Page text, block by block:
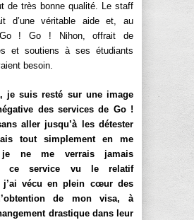
de très bonne qualité. Le staff
d’une véritable aide et, au
! Go ! Nihon, offrait de
et soutiens à ses étudiants
besoin.
je suis resté sur une image
des services de Go !
aller jusqu’à les détester
tout simplement en me
ne me verrais jamais
ce service vu le relatif
j’ai vécu en plein cœur des
de mon visa, à
drastique dans leur